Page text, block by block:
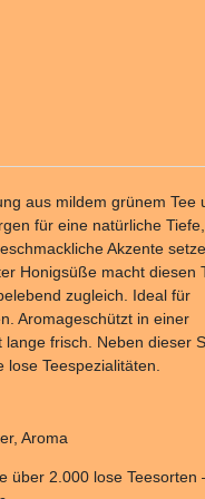
aus mildem grünem Tee
für eine natürliche Tiefe,
Akzente
Honigsüße macht diesen
zugleich. Ideal für
Aromageschützt in einer
frisch. Neben dieser
Teespezialitäten.
Aroma
über 2.000 lose Teesorten